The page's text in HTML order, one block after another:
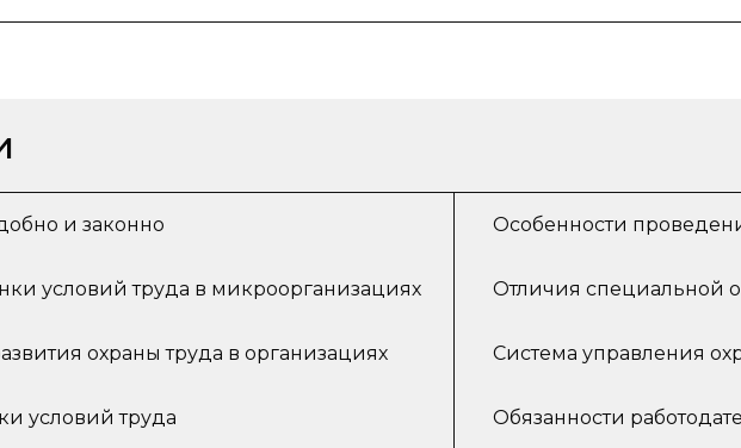
и законно Особенности
условий труда в микроорганизациях Отличия специальной
охраны труда в организациях Система управления
условий труда Обязанности